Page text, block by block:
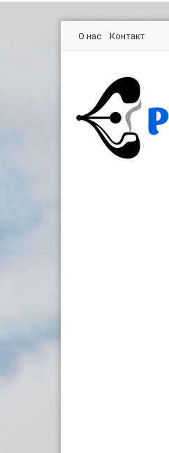
О нас Контакт